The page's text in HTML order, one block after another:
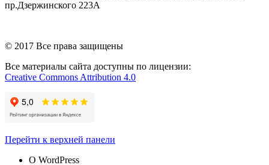
пр.Дзержинского 223А
© 2017 Все права защищены
Все материалы сайта доступны по лицензии:
Creative Commons Attribution 4.0
Перейти к верхней панели
О WordPress